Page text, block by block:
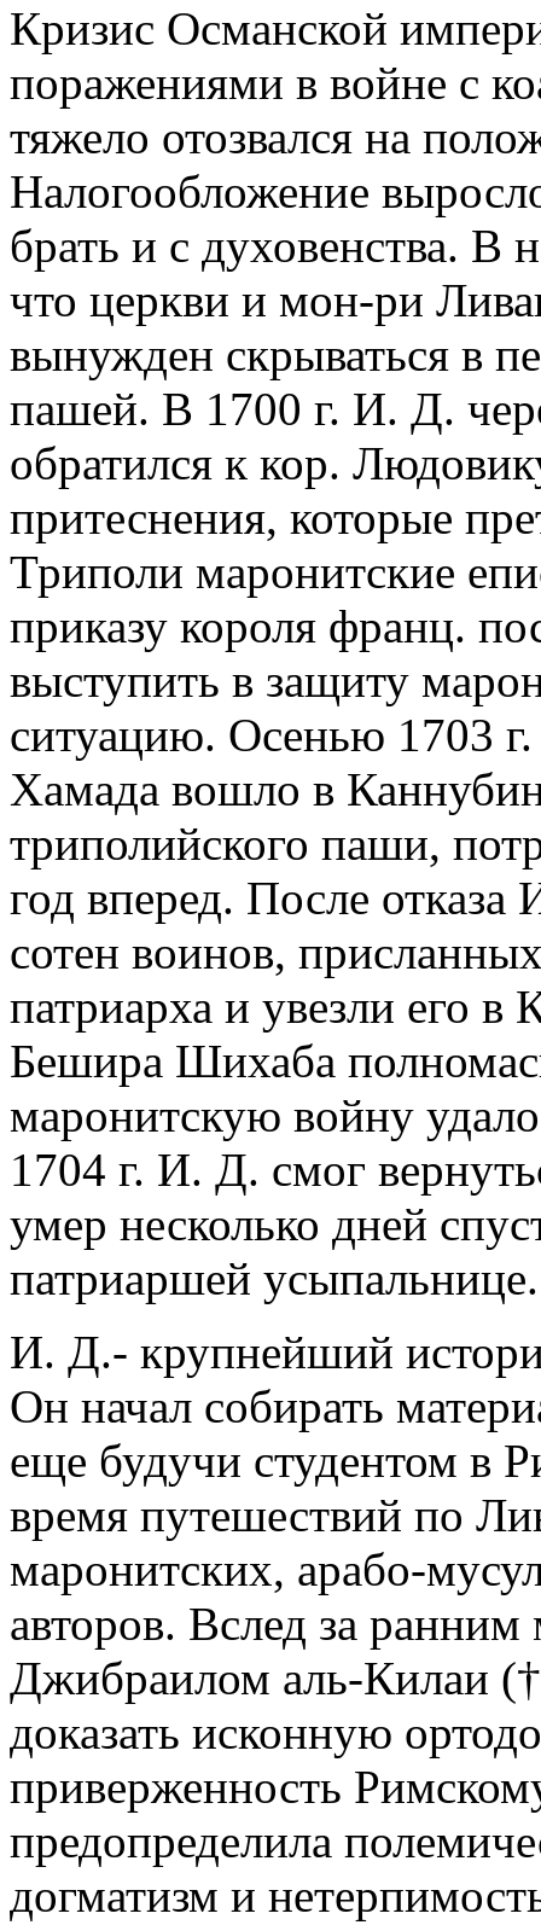
Кризис Османской
поражениями в войне с
тяжело отозвался на
Налогообложение
брать и с духовенства.
что церкви и мон-ри
вынужден скрываться в
пашей. В 1700 г. И. Д.
обратился к кор.
притеснения, которые
Триполи маронитские
приказу короля франц.
выступить в защиту
ситуацию. Осенью 1703
Хамада вошло в
триполийского паши,
год вперед. После
сотен воинов,
патриарха и увезли его
Бешира Шихаба
маронитскую войну
1704 г. И. Д. смог
умер несколько дней
патриаршей усыпальнице.
И. Д.- крупнейший
Он начал собирать
еще будучи студентом в
время путешествий по
маронитских, арабо-
авторов. Вслед за
Джибраилом аль-Килаи
доказать исконную
приверженность
предопределила
догматизм и